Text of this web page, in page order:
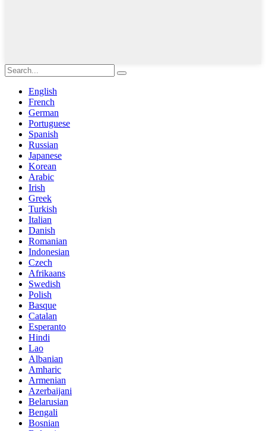
English
French
German
Portuguese
Spanish
Russian
Japanese
Korean
Arabic
Irish
Greek
Turkish
Italian
Danish
Romanian
Indonesian
Czech
Afrikaans
Swedish
Polish
Basque
Catalan
Esperanto
Hindi
Lao
Albanian
Amharic
Armenian
Azerbaijani
Belarusian
Bengali
Bosnian